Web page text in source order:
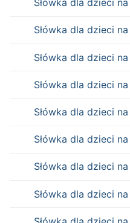
Słówka dla dzieci
Słówka dla dzieci na
Słówka dla dzieci na
Słówka dla dzieci na
Słówka dla dzieci na
Słówka dla dzieci
Słówka dla dzieci na
Słówka dla dzieci